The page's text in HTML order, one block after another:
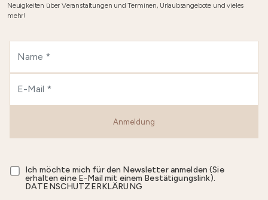
Neuigkeiten über Veranstaltungen und Terminen, Urlaubsangebote und vieles
mehr!
Anmeldung
Ich möchte mich für den Newsletter anmelden (Sie
erhalten eine E-Mail mit einem Bestätigungslink).
DATENSCHUTZERKLÄRUNG